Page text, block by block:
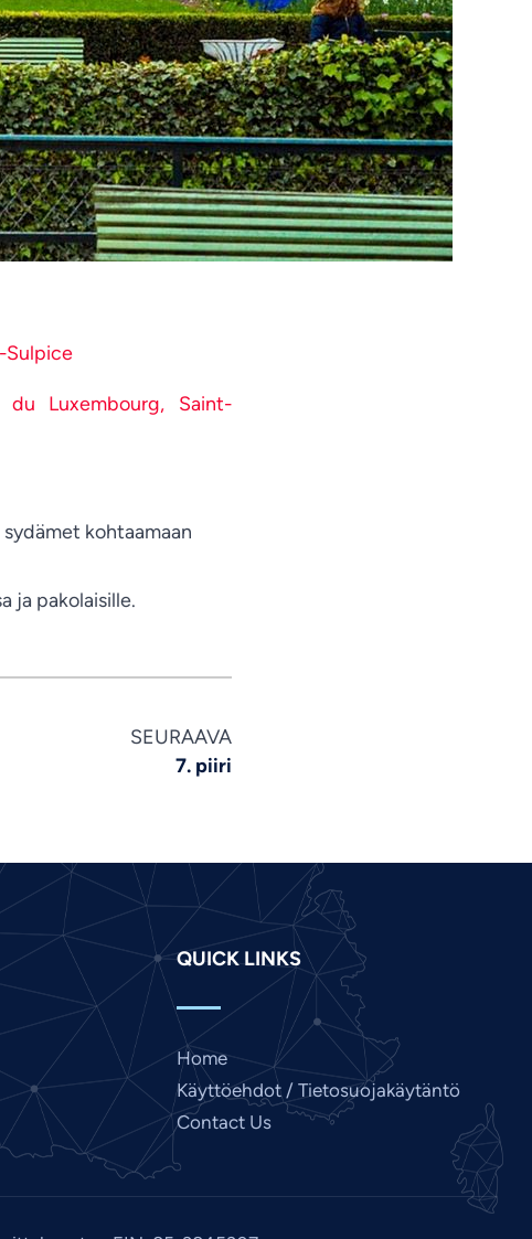
Sulpice
Luxembourg,
Saint-
kohtaamaan
ja pakolaisille.
SEURAAVA
7. piiri
QUICK LINKS
Home
Käyttöehdot / Tietosuojakäytäntö
Contact Us
Chinese
Dutch
French
German
Gujarati
Hindi
Indonesian
Telugu
Thai
Urdu
Vietnamese